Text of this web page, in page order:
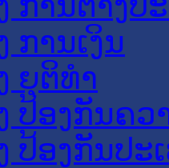
ການເງິນ
ຍຸຕິທໍາ
ປ້ອງກັນຄວ
ປ້ອງກັນປະ